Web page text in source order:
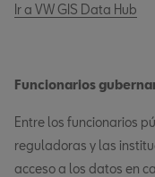
Ir a VW GIS Data Hub
Funcionarios
Entre los funcionarios
reguladoras y las
acceso a los datos en